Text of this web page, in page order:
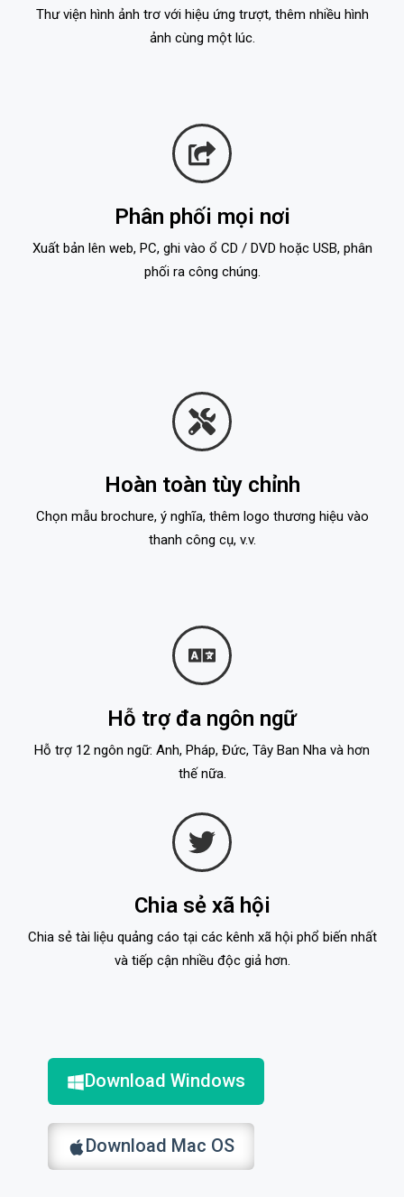
Thư viện hình ảnh trơ với hiệu ứng trượt, thêm nhiều hình
ảnh cùng một lúc.
Phân phối mọi nơi
Xuất bản lên web, PC, ghi vào ổ CD / DVD hoặc USB, phân
phối ra công chúng.
Hoàn toàn tùy chỉnh
Chọn mẫu brochure, ý nghĩa, thêm logo thương hiệu vào
thanh công cụ, v.v.
Hỗ trợ đa ngôn ngữ
Hỗ trợ 12 ngôn ngữ: Anh, Pháp, Đức, Tây Ban Nha và hơn
thế nữa.
Chia sẻ xã hội
Chia sẻ tài liệu quảng cáo tại các kênh xã hội phổ biến nhất
và tiếp cận nhiều độc giả hơn.
Download Windows
Download Mac OS